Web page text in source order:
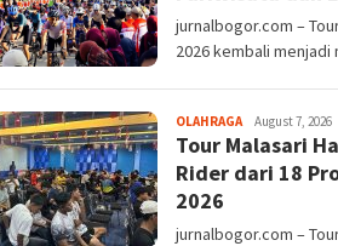
jurnalbogor.com –
2026 kembali
OLAHRAGAAga
Alamanda
August 7, 2026
Tour Malasari
Rider dari 18
2026
jurnalbogor.com –